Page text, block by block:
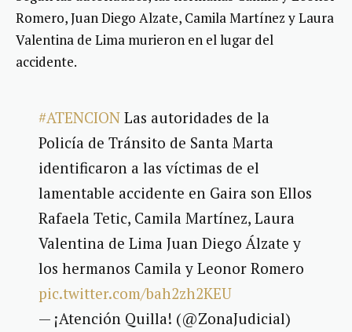
Romero, Juan Diego Alzate, Camila Martínez y Laura
Valentina de Lima murieron en el lugar del
accidente.
#ATENCIONLas autoridades de la
Policía de Tránsito de Santa Marta
identificaron a las víctimas de el
lamentable accidente en Gaira son Ellos
Rafaela Tetic, Camila Martínez, Laura
Valentina de Lima Juan Diego Álzate y
los hermanos Camila y Leonor Romero
pic.twitter.com/bah2zh2KEU
— ¡Atención Quilla! (@ZonaJudicial)